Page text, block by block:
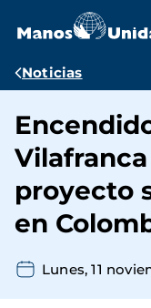
contenido
Ruta
navegación
Noticias
proyecto
en
Lunes, 11